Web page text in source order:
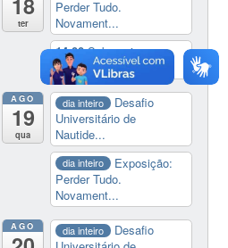
ter
Perder Tudo.
Novament...
14:00Soberania
tecnológica e digital
AGO
19
qua
dia inteiro
Desafio
Universitário de
Nautide...
dia inteiro
Exposição:
Perder Tudo.
Novament...
AGO dia inteiro
Desafio